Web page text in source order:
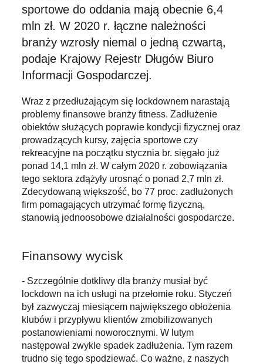
sportowe do oddania mają obecnie 6,4
mln zł. W 2020 r. łączne należności
branży wzrosły niemal o jedną czwartą,
podaje Krajowy Rejestr Długów Biuro
Informacji Gospodarczej.
Wraz z przedłużającym się lockdownem narastają
problemy finansowe branży fitness. Zadłużenie
obiektów służących poprawie kondycji fizycznej oraz
prowadzących kursy, zajęcia sportowe czy
rekreacyjne na początku stycznia br. sięgało już
ponad 14,1 mln zł. W całym 2020 r. zobowiązania
tego sektora zdążyły urosnąć o ponad 2,7 mln zł.
Zdecydowaną większość, bo 77 proc. zadłużonych
firm pomagających utrzymać formę fizyczną,
stanowią jednoosobowe działalności gospodarcze.
Finansowy wycisk
- Szczególnie dotkliwy dla branży musiał być
lockdown na ich usługi na przełomie roku. Styczeń
był zazwyczaj miesiącem największego obłożenia
klubów i przypływu klientów zmobilizowanych
postanowieniami noworocznymi. W lutym
następował zwykle spadek zadłużenia. Tym razem
trudno się tego spodziewać. Co ważne, z naszych